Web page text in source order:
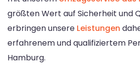
größten Wert auf Sicherheit und
erbringen unsere Leistungen
erfahrenem und qualifiziertem
Hamburg.